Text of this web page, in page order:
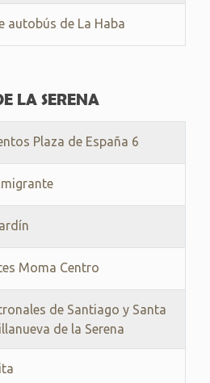
autobús de La Haba
LA SERENA
Plaza de España 6
Moma Centro
de Santiago y Santa
de la Serena